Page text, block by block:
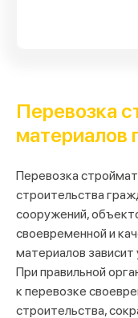
Перевозка
материалов
Перевозка
строительства
сооружений,
своевременной и
материалов зависит
При правильной
к перевозке
строительства,